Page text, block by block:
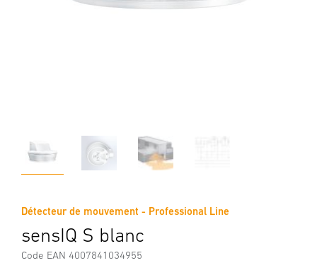
Détecteur de mouvement - Professional Line
sensIQ S blanc
Code EAN 4007841034955